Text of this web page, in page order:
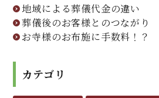
地域による葬儀代金の違い
葬儀後のお客様とのつながり
お寺様のお布施に手数料！？
カテゴリ